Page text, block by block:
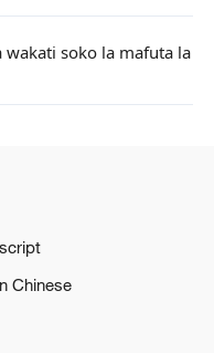
wakati soko la mafuta la
Chinese